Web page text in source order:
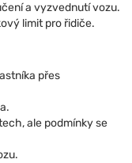
a vyzvednutí vozu.
limit pro řidiče.
přes
ale podmínky se